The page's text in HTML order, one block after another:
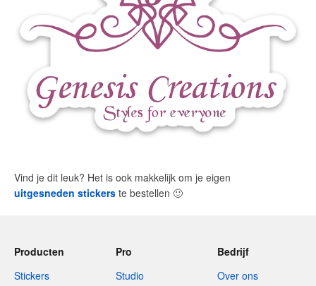
Vind je dit leuk? Het is ook makkelijk om je eigen
uitgesneden stickers te bestellen 🙂
Producten
Stickers
Pro
Studio
Bedrijf
Over ons